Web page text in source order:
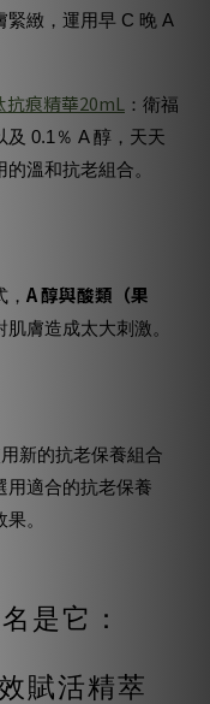
緊緻，運用早 C 晚 A
抗痕精華20mL ：衛福
0.1％ A 醇，天天
溫和抗老組合。
A 醇與酸類（果
肌膚造成太大刺激。
新的抗老保養組合
用適合的抗老保養
。
是它：
賦活精萃